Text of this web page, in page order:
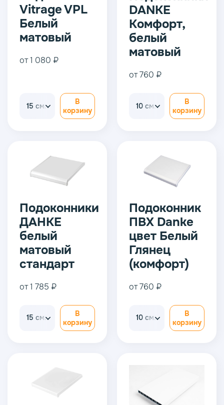
Vitrage VPL
Белый
матовый
от 1 080 ₽
15 см.
В
корзину
DANKE
Комфорт,
белый
матовый
от 760 ₽
10 см.
В
корзину
Подоконники
ДАНКЕ
белый
матовый
стандарт
от 1 785 ₽
15 см.
В
корзину
Подоконник
ПВХ Danke
цвет Белый
Глянец
(комфорт)
от 760 ₽
10 см.
В
корзину